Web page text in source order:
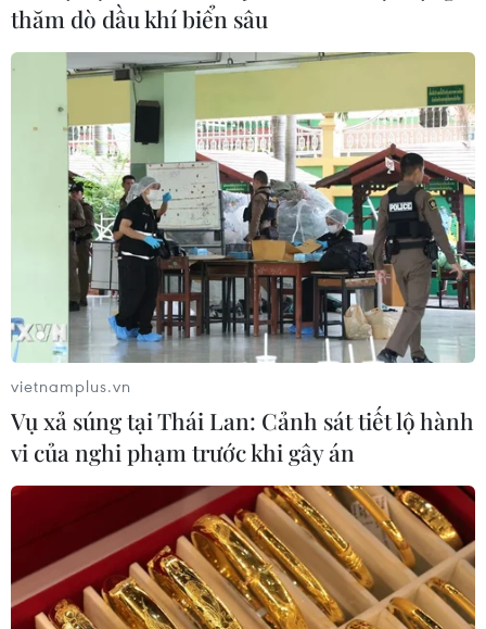
tại thành phố Münster thuộc bang Nordrhein-Westfalen
là một công dân Đức có vấn đề về tâm lý.
Vụ đâm xe ở Canada: Hàng chục người
thương vong, bắt 1 đối tượng
23/04/2018 22:18
9 người thiệt mạng và 16 người bị thương trong vụ đâm
xe trước đó cùng ngày ở khu vực giao lộ giữa phố
Yonge và đại lộ Finch.
thăm dò dầu khí biển sâu
vietnamplus.vn
Vụ xả súng tại Thái Lan: Cảnh sát tiết lộ hành
vi của nghi phạm trước khi gây án